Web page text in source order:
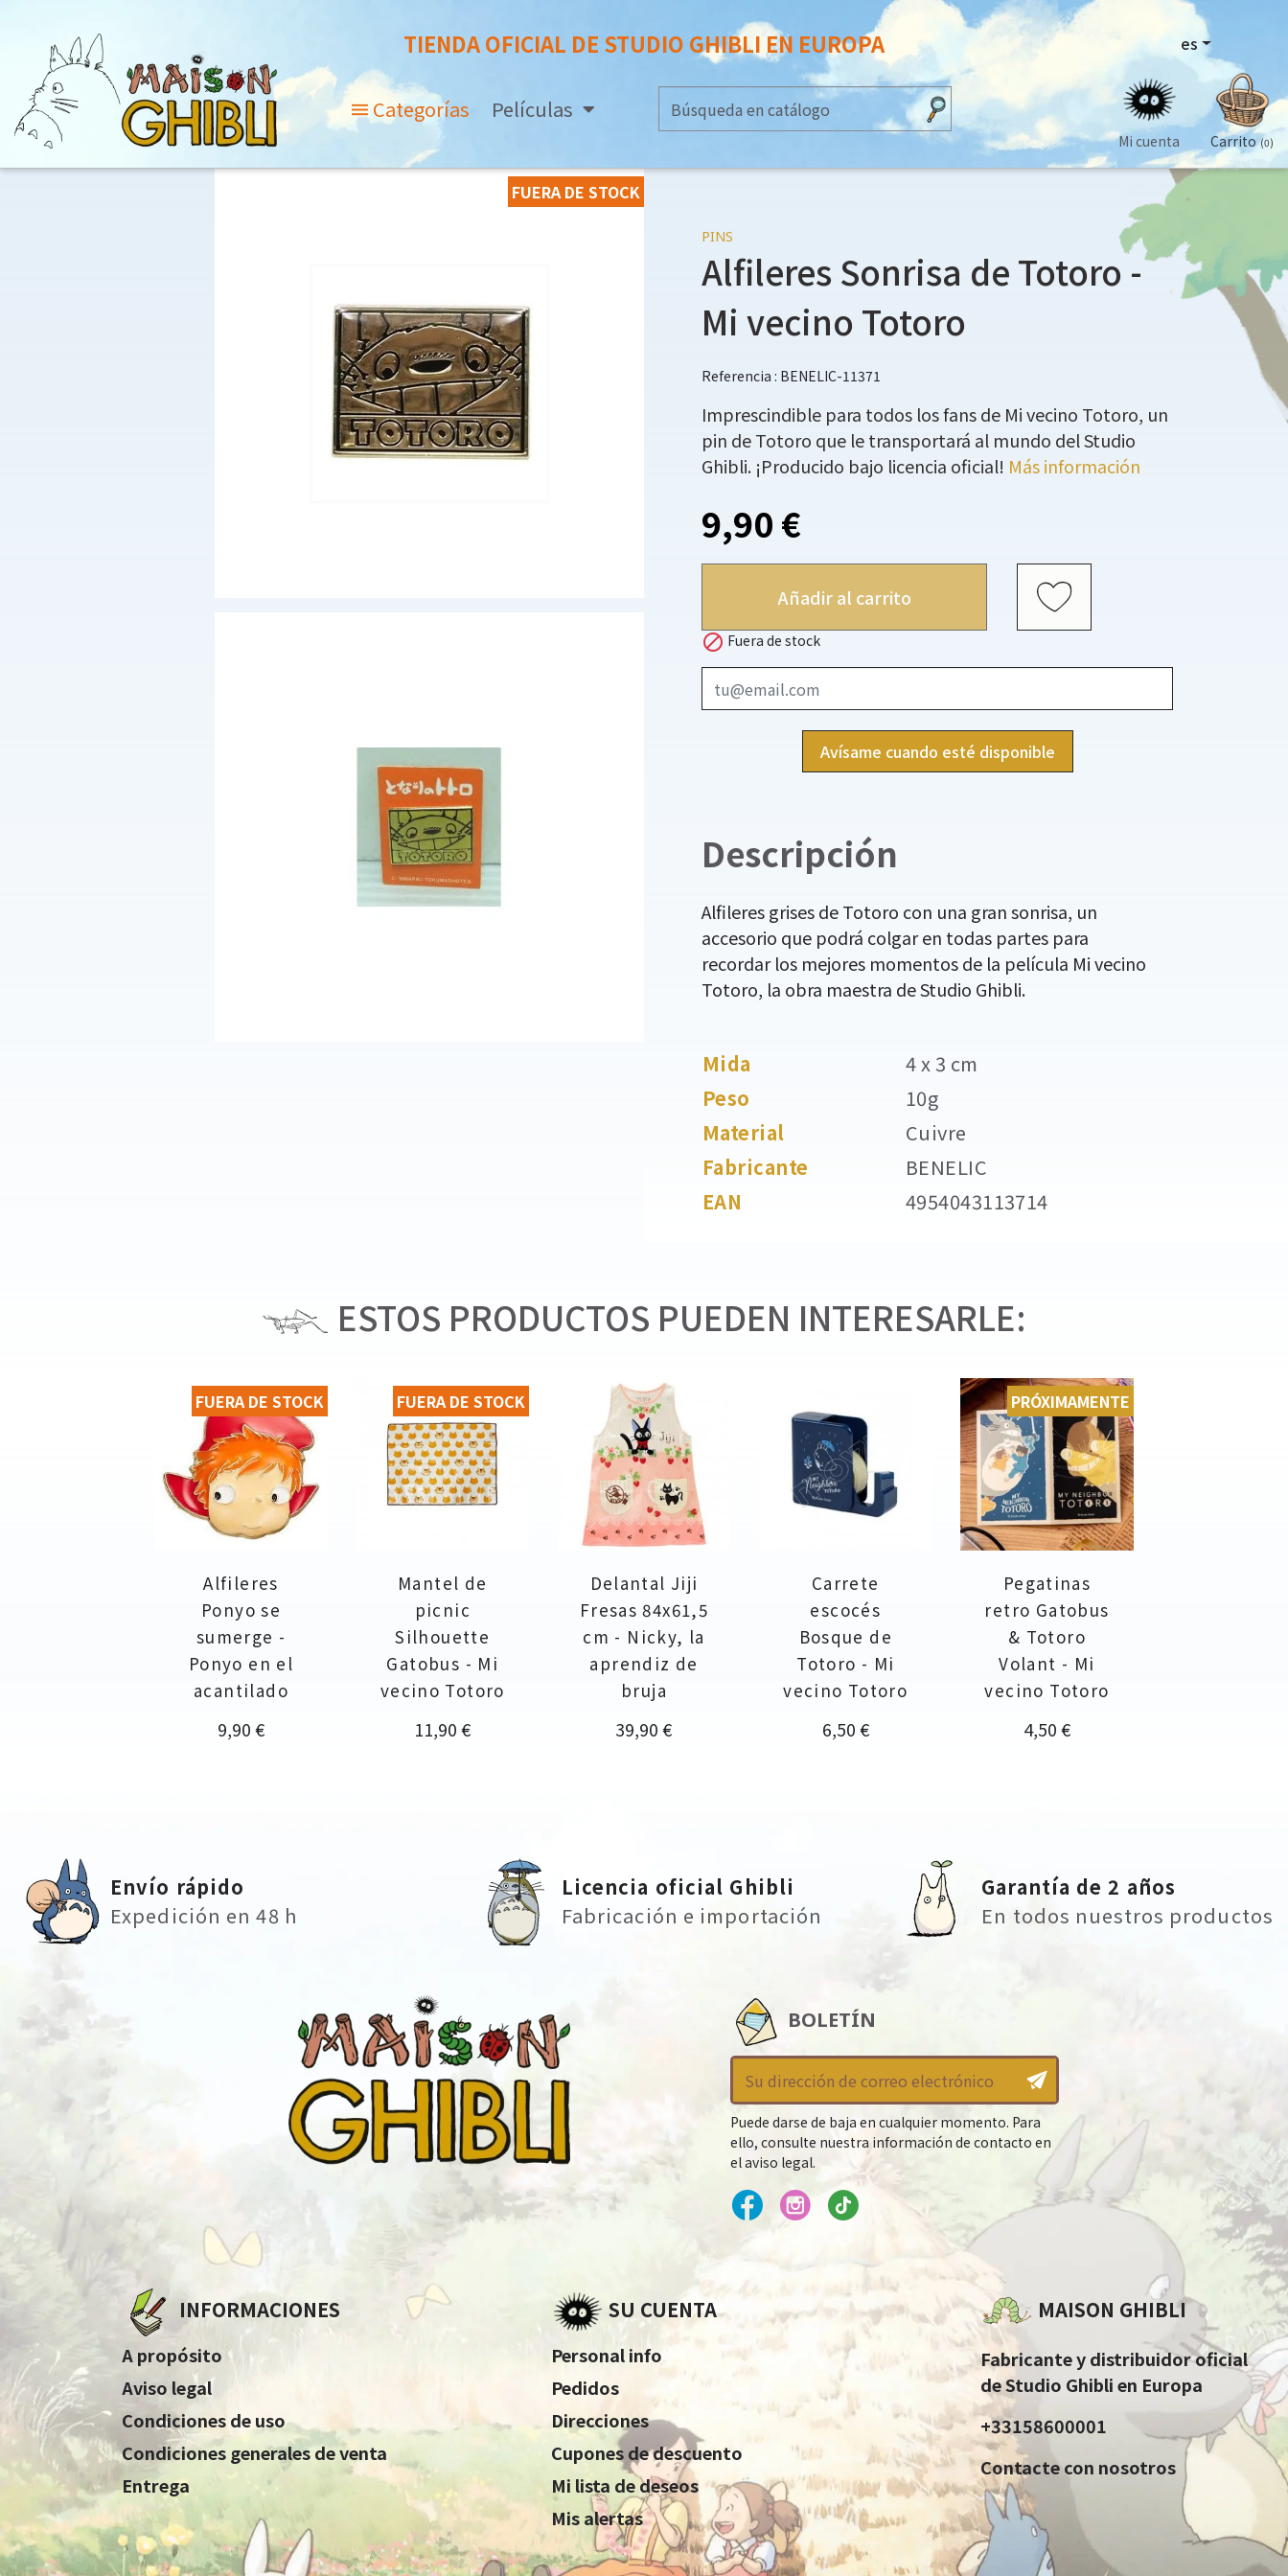
TIENDA OFICIAL DE STUDIO GHIBLI EN EUROPA
Categorías Películas
es
Mi cuenta Carrito (0)
FUERA DE STOCK
PINS
Alfileres Sonrisa de Totoro -
Mi vecino Totoro
Referencia : BENELIC-11371
Imprescindible para todos los fans de Mi vecino Totoro, un
pin de Totoro que le transportará al mundo del Studio
Ghibli. ¡Producido bajo licencia oficial! Más información
9,90 €
Añadir al carrito
 Fuera de stock
Avísame cuando esté disponible
Descripción
Alfileres grises de Totoro con una gran sonrisa, un
accesorio que podrá colgar en todas partes para
recordar los mejores momentos de la película Mi vecino
Totoro, la obra maestra de Studio Ghibli.
Mida
4 x 3 cm
Peso
10g
Material
Cuivre
Fabricante
BENELIC
EAN
4954043113714
ESTOS PRODUCTOS PUEDEN INTERESARLE:
Alfileres
Ponyo se
sumerge -
Ponyo en el
acantilado
Precio
9,90 €
FUERA DE STOCK
Mantel de
picnic
Silhouette
Gatobus - Mi
vecino Totoro
Precio
11,90 €
FUERA DE STOCK
Delantal Jiji
Fresas 84x61,5
cm - Nicky, la
aprendiz de
bruja
Precio
39,90 €
Carrete
escocés
Bosque de
Totoro - Mi
vecino Totoro
Precio
6,50 €
Pegatinas
retro Gatobus
& Totoro
Volant - Mi
vecino Totoro
Precio
4,50 €
PRÓXIMAMENTE
Envío rápido
Expedición en 48 h
Licencia oficial Ghibli
Fabricación e importación
Garantía de 2 años
En todos nuestros productos
BOLETÍN
Puede darse de baja en cualquier momento. Para
ello, consulte nuestra información de contacto en
el aviso legal.
INFORMACIONES
A propósito
Aviso legal
Condiciones de uso
Condiciones generales de venta
Entrega
SU CUENTA
Personal info
Pedidos
Direcciones
Cupones de descuento
Mi lista de deseos
Mis alertas
MAISON GHIBLI
Fabricante y distribuidor oficial
de Studio Ghibli en Europa
+33158600001
Contacte con nosotros